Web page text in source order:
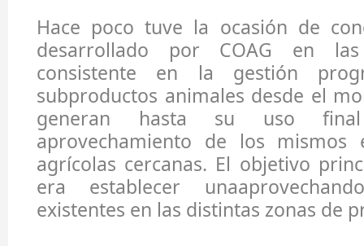
Hace poco tuve la ocasión de
desarrollado por COAG en
consistente en la gestión
subproductos animales desde el
generan hasta su uso
aprovechamiento de los mismos
agrícolas cercanas. El objetivo
era establecer
existentes en las distintas zonas de